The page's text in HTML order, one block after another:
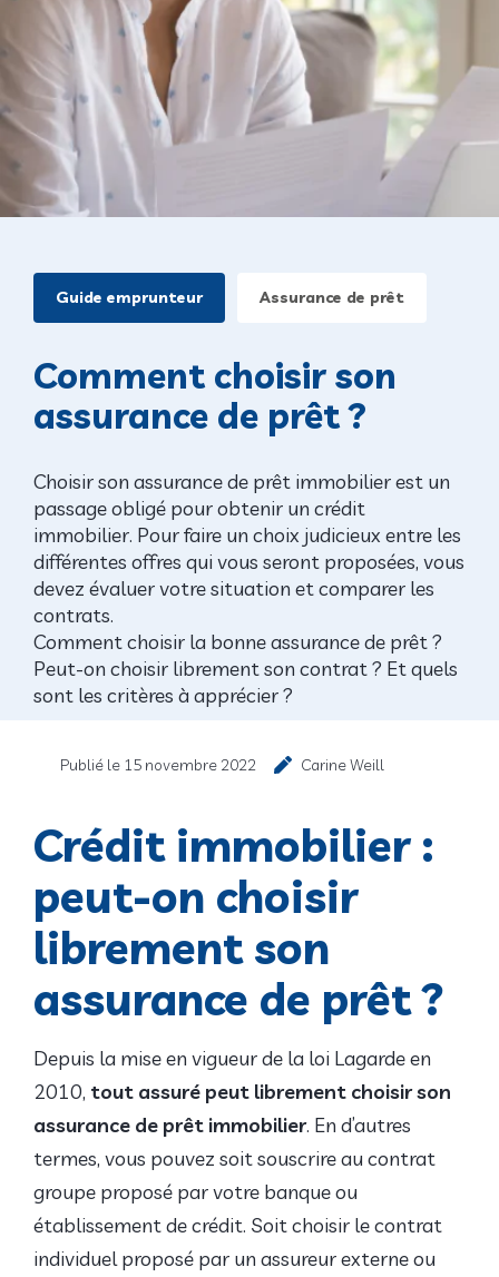
Guide emprunteur Assurance de prêt
Comment choisir son
assurance de prêt ?
Choisir son assurance de prêt immobilier est un
passage obligé pour obtenir un crédit
immobilier. Pour faire un choix judicieux entre les
différentes offres qui vous seront proposées, vous
devez évaluer votre situation et comparer les
contrats.
Comment choisir la bonne assurance de prêt ?
Peut-on choisir librement son contrat ? Et quels
sont les critères à apprécier ?
Publié le 15 novembre 2022 Carine Weill
Crédit immobilier :
peut-on choisir
librement son
assurance de prêt ?
Depuis la mise en vigueur de la loi Lagarde en
2010, tout assuré peut librement choisir son
assurance de prêt immobilier. En d’autres
termes, vous pouvez soit souscrire au contrat
groupe proposé par votre banque ou
établissement de crédit. Soit choisir le contrat
individuel proposé par un assureur externe ou